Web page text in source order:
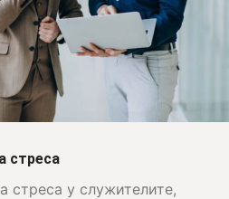
стреса
стреса у служителите,